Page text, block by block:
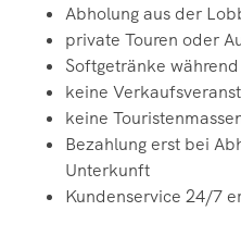
Abholung aus der
private Touren oder
Softgetränke
keine
keine
Bezahlung erst bei
Unterkunft
Kundenservice 24/7